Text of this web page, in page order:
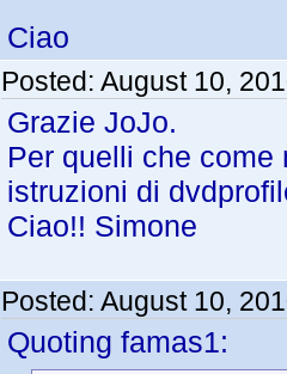
Ciao
Posted: August 10,
Grazie JoJo.
Per quelli che come
istruzioni di
Ciao!! Simone
Posted: August 10,
Quoting famas1: